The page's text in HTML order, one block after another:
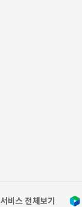
서비스 전체보기